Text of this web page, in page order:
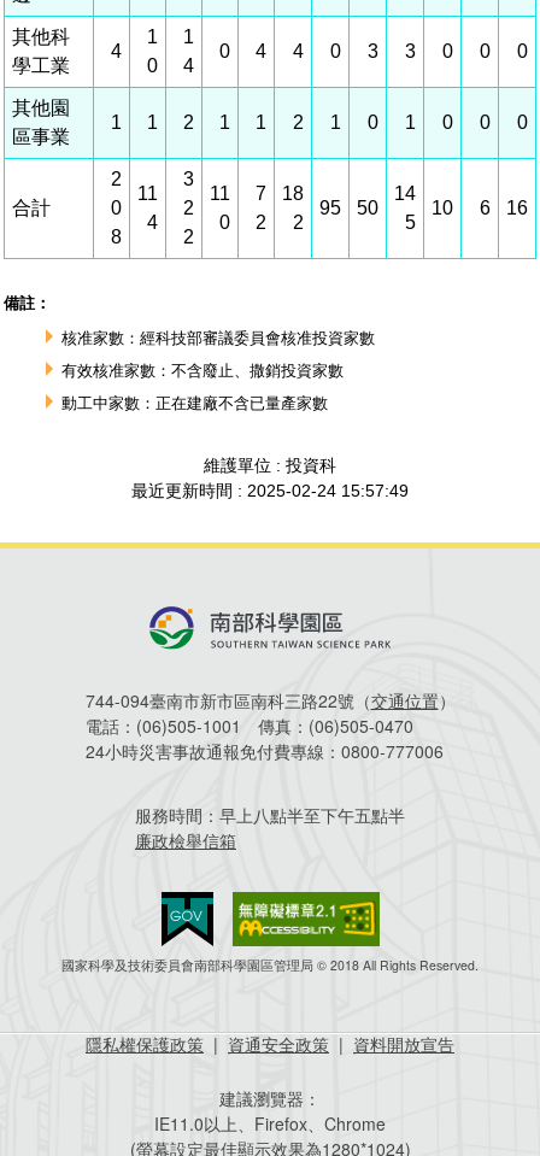
自行車道網
南科實中
人文景觀地圖
南科創業工坊
企業社會責任
永續LOHAS綠色園區
生態資產
「沙崙生態科學園區生態保育協作平台」公開資訊
網站
勞資管理
建築管理
營建管理
電子公文交換
744-094臺南市新市區南科三路22號（交通位置）
電話： (06)505-1001 傳真： (06)505-0470
24小時災害事故通報免付費專線： 0800-777006
服務時間： 早上八點半至下午五點半
廉政檢舉信箱
國家科學及技術委員會南部科學園區管理局 © 2018 All Rights Reserved.
隱私權保護政策 | 資通安全政策 | 資料開放宣告
建議瀏覽器：
IE11.0以上、Firefox、Chrome
(螢幕設定最佳顯示效果為1280*1024)